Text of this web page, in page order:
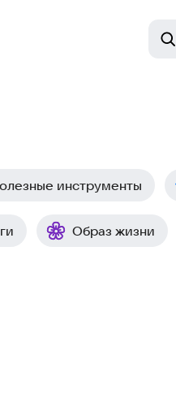
инструменты
Образ жизни